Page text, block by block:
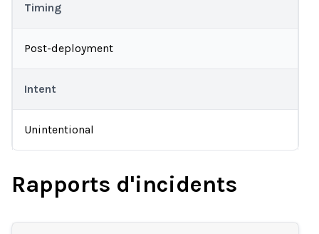
Timing
Post-deployment
Intent
Unintentional
Rapports d'incidents